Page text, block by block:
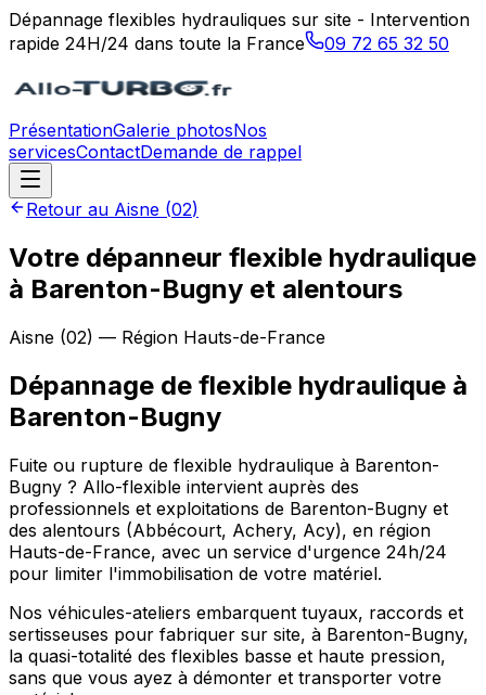
Dépannage flexibles hydrauliques sur site - Intervention
rapide 24H/24 dans toute la France
09 72 65 32 50
PrésentationGalerie photosNos
servicesContactDemande de rappel
Retour au Aisne (02)
Votre dépanneur flexible hydraulique
à Barenton-Bugny et alentours
Aisne (02) — Région Hauts-de-France
Dépannage de flexible hydraulique à
Barenton-Bugny
Fuite ou rupture de flexible hydraulique à Barenton-
Bugny ? Allo-flexible intervient auprès des
professionnels et exploitations de Barenton-Bugny et
des alentours (Abbécourt, Achery, Acy), en région
Hauts-de-France, avec un service d'urgence 24h/24
pour limiter l'immobilisation de votre matériel.
Nos véhicules-ateliers embarquent tuyaux, raccords et
sertisseuses pour fabriquer sur site, à Barenton-Bugny,
la quasi-totalité des flexibles basse et haute pression,
sans que vous ayez à démonter et transporter votre